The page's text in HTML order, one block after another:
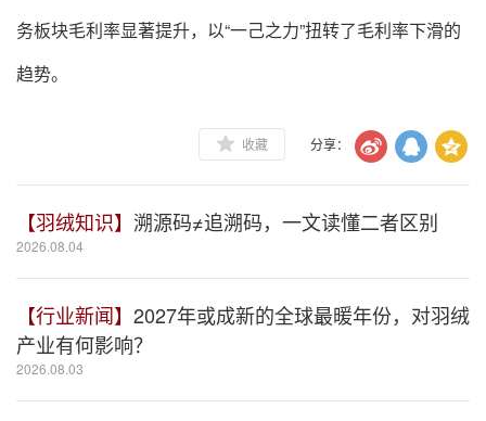
务板块毛利率显著提升，以“一己之力”扭转了毛利率下滑的
趋势。
收藏 分享：
【羽绒知识】 溯源码≠追溯码，一文读懂二者区别
2026.08.04
【行业新闻】 2027年或成新的全球最暖年份，对羽绒
产业有何影响？
2026.08.03